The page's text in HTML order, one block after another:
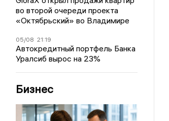
во второй очереди проекта
«Октябрьский» во Владимире
05/08 21:19
Автокредитный портфель Банка
Уралсиб вырос на 23%
Бизнес